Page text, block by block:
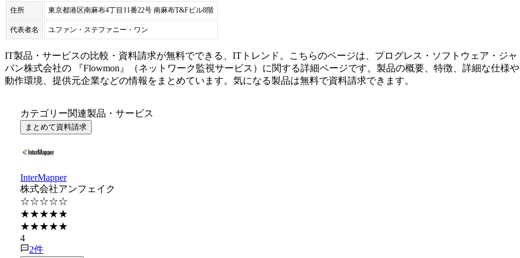
住所 東京都港区南麻布4丁目11番22号 南麻布T&Fビル8階
代表者名 ユファン・ステファニー・ワン
IT製品・サービスの比較・資料請求が無料でできる、ITトレンド。こちらのページは、 プログレス・ソフトウェア・ジャ
パン株式会社の 『Flowmon』（ネットワーク監視サービス ）に関する詳細ページです。製品の概要、特徴、詳細な仕様や
動作環境、提供元企業などの情報をまとめています。気になる製品は無料で資料請求できます。
カテゴリー関連製品・サービス
まとめて資料請求
InterMapper
株式会社アンフェイク
☆☆☆☆☆
★★★★★
★★★★★
4
2件